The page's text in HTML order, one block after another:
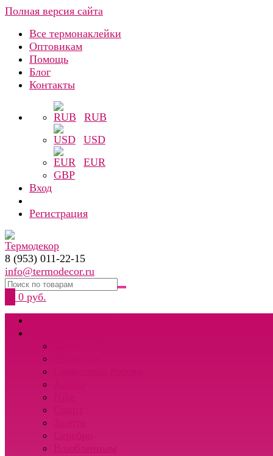
Полная версия сайта
Все термонаклейки
Оптовикам
Помощь
Блог
Контакты
RUB
USD
EUR
GBP
Вход
Регистрация
8 (953) 011-22-15
info@termodecor.ru
0 руб.